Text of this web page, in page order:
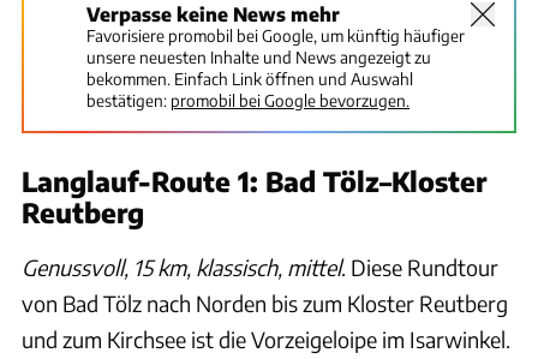
Verpasse keine News mehr
Favorisiere promobil bei Google, um künftig häufiger
unsere neuesten Inhalte und News angezeigt zu
bekommen. Einfach Link öffnen und Auswahl
bestätigen: promobil bei Google bevorzugen.
Langlauf-Route 1: Bad Tölz–Kloster
Reutberg
Genussvoll, 15 km, klassisch, mittel. Diese Rundtour
von Bad Tölz nach Norden bis zum Kloster Reutberg
und zum Kirchsee ist die Vorzeigeloipe im Isarwinkel.